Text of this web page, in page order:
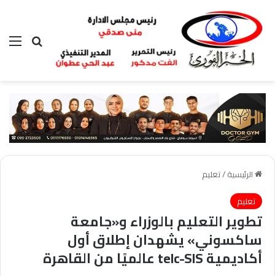
بحث عن
الرئيسية/تعليم
تعليم
تطوير التعليم بالوزراء و«جامعة
ساكسوني» يشهدان إطلاق أول
أكاديمية telc-SIS عالميًا من القاهرة